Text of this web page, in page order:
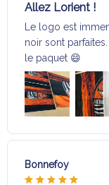
Allez Lorient !
Le logo est
noir sont
le paquet 😄
Bonnefoy